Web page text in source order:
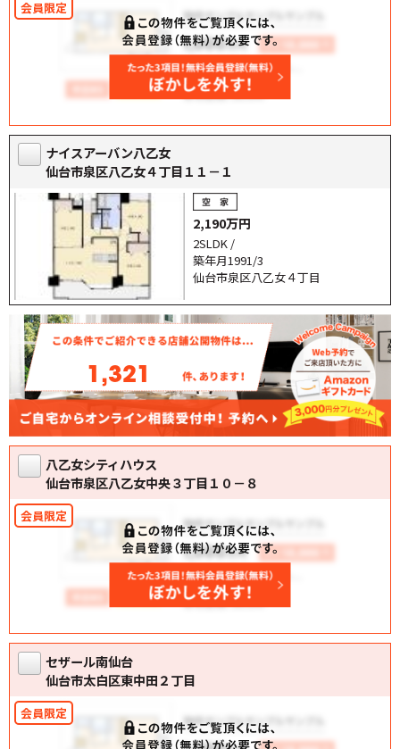
ナイスアーバン八乙女
仙台市泉区八乙女４丁目１１－１
2,190万円
2SLDK /
築年月1991/3
仙台市泉区八乙女４丁目
1,321
八乙女シティハウス
仙台市泉区八乙女中央３丁目１０－８
セザール南仙台
仙台市太白区東中田２丁目